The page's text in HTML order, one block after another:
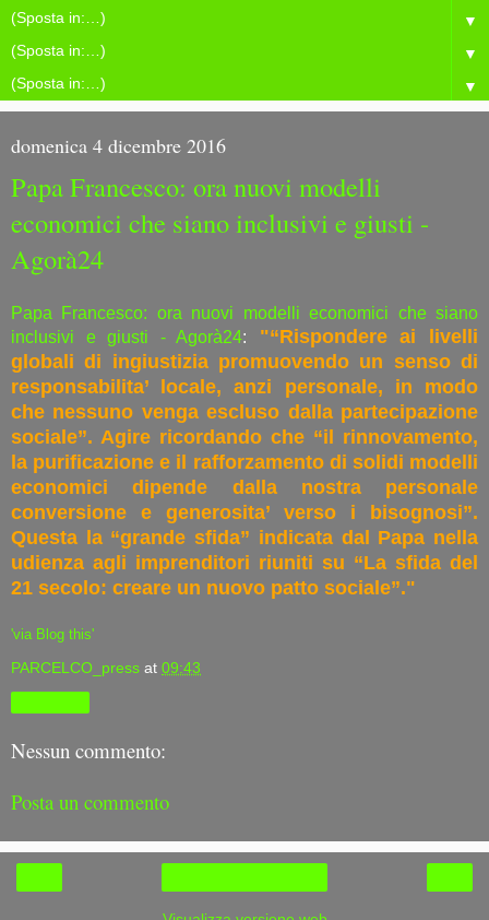
▼
▼
▼
domenica 4 dicembre 2016
Papa Francesco: ora nuovi modelli
economici che siano inclusivi e giusti -
Agorà24
Papa Francesco: ora nuovi modelli economici che siano
inclusivi e giusti - Agorà24:
"“Rispondere ai livelli
globali di ingiustizia promuovendo un senso di
responsabilita’ locale, anzi personale, in modo
che nessuno venga escluso dalla partecipazione
sociale”. Agire ricordando che “il rinnovamento,
la purificazione e il rafforzamento di solidi modelli
economici dipende dalla nostra personale
conversione e generosita’ verso i bisognosi”.
Questa la “grande sfida” indicata dal Papa nella
udienza agli imprenditori riuniti su “La sfida del
21 secolo: creare un nuovo patto sociale”."
'via Blog this'
PARCELCO_press at 09:43
Nessun commento:
Posta un commento